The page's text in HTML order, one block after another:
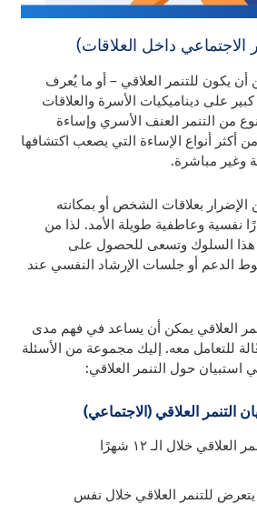
الاجتماعي داخل العلاقات)
يكون للتنمر العلاقي – أو ما يُعرف
كبير على ديناميكيات الأسرة والعلاقات
من التنمر العنف الأسري وإساءة
أكثر أنواع الإساءة التي يصعب اكتشافها
وغير مباشرة.
الإضرار بعلاقات الشخص أو بمكانته
نفسية وعاطفية طويلة الأمد. لذا من
هذا السلوك وتسعى للحصول على
الدعم أو جلسات الإرشاد النفسي عند
العلاقي يمكن أن يساعد في فهم مدى
للتعامل معه. إليك مجموعة من الأسئلة
استبيان حول التنمر العلاقي:
هل تعرضت شخصيًا للتنمر العلاقي خلال الـ ١٢ شهرًا
للتنمر العلاقي خلال نفس